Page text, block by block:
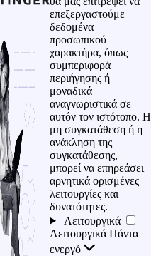
επεξεργαστούμε
δεδομένα
προσωπικού
χαρακτήρα, όπως
συμπεριφορά
περιήγησης ή
μοναδικά
αναγνωριστικά σε
αυτόν τον ιστότοπο. Η
μη συγκατάθεση ή η
ανάκληση της
συγκατάθεσης,
μπορεί να επηρεάσει
αρνητικά ορισμένες
λειτουργίες και
δυνατότητες.
Λειτουργικά
Λειτουργικά Πάντα
ενεργό